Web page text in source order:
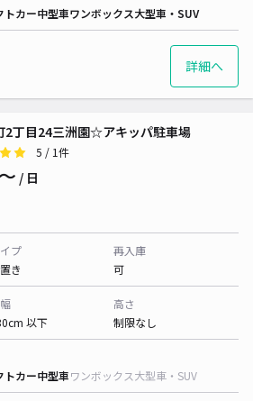
トカー中型車ワンボックス大型車・SUV
詳細へ
2丁目24三洲園☆アキッパ駐車場
5 / 1件
/ 日
プ
き
再入庫
可
以下
高さ
制限なし
トカー中型車ワンボックス大型車・SUV